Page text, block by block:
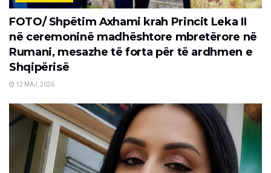
FOTO/ Shpëtim Axhami krah Princit Leka II
në ceremoninë madhështore mbretërore në
Rumani, mesazhe të forta për të ardhmen e
Shqipërisë
12 MAJ, 2026